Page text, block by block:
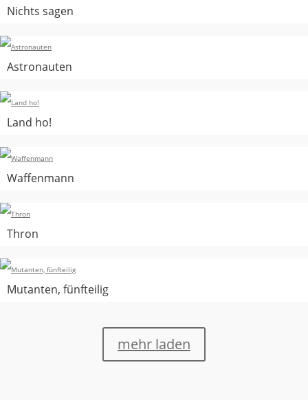
Nichts sagen
Astronauten
Land ho!
Waffenmann
Thron
Mutanten, fünfteilig
mehr laden